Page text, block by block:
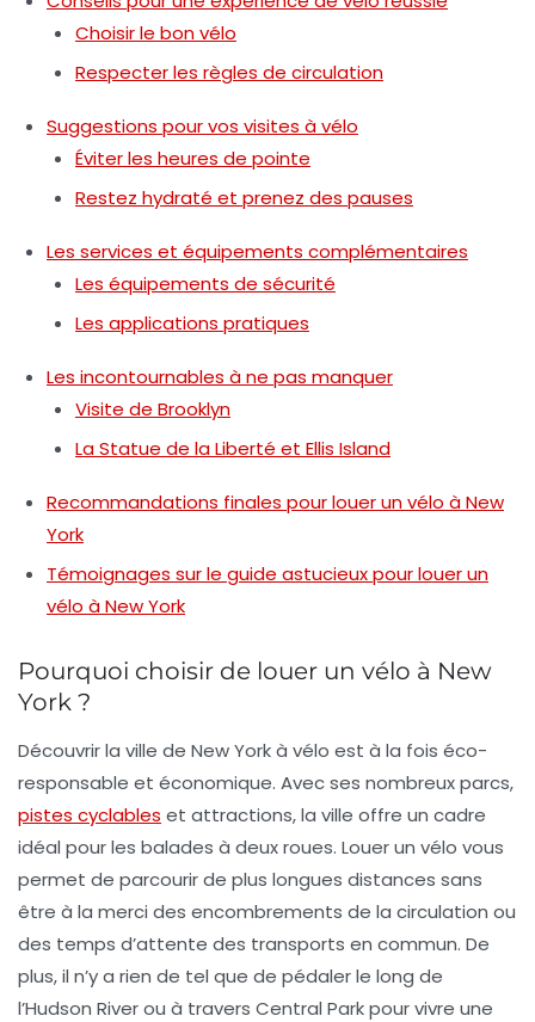
Choisir le bon vélo
Respecter les règles de circulation
Suggestions pour vos visites à vélo
Éviter les heures de pointe
Restez hydraté et prenez des pauses
Les services et équipements complémentaires
Les équipements de sécurité
Les applications pratiques
Les incontournables à ne pas manquer
Visite de Brooklyn
La Statue de la Liberté et Ellis Island
Recommandations finales pour louer un vélo à New
York
Témoignages sur le guide astucieux pour louer un
vélo à New York
Pourquoi choisir de louer un vélo à New
York ?
Découvrir la ville de New York à vélo est à la fois éco-
responsable et économique. Avec ses nombreux parcs,
pistes cyclables et attractions, la ville offre un cadre
idéal pour les balades à deux roues. Louer un vélo vous
permet de parcourir de plus longues distances sans
être à la merci des encombrements de la circulation ou
des temps d’attente des transports en commun. De
plus, il n’y a rien de tel que de pédaler le long de
l’Hudson River ou à travers Central Parkpour vivre une